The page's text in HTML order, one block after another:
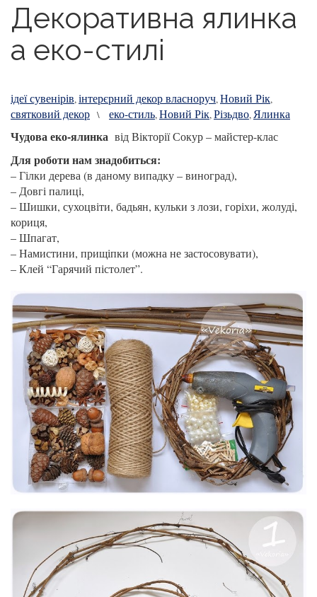
Декоративна ялинка
а еко-стилі
ідеї сувенірів,інтерєрний декор власноруч,Новий Рік,
святковий декор \ еко-стиль,Новий Рік,Різьдво, Ялинка
Чудова еко-ялинка від Вікторії Сокур – майстер-клас
Для роботи нам знадобиться:
– Гілки дерева (в даному випадку – виноград),
– Довгі палиці,
– Шишки, сухоцвіти, бадьян, кульки з лози, горіхи, жолуді,
кориця,
– Шпагат,
– Намистини, прищіпки (можна не застосовувати),
– Клей “Гарячий пістолет”.